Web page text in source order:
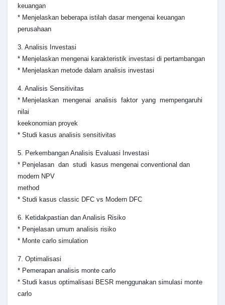
keuangan
* Menjelaskan beberapa istilah dasar mengenai keuangan
perusahaan
3. Analisis Investasi
* Menjelaskan mengenai karakteristik investasi di pertambangan
* Menjelaskan metode dalam analisis investasi
4. Analisis Sensitivitas
* Menjelaskan mengenai analisis faktor yang mempengaruhi
nilai
keekonomian proyek
* Studi kasus analisis sensitivitas
5. Perkembangan Analisis Evaluasi Investasi
* Penjelasan dan studi kasus mengenai conventional dan
modern NPV
method
* Studi kasus classic DFC vs Modern DFC
6. Ketidakpastian dan Analisis Risiko
* Penjelasan umum analisis risiko
* Monte carlo simulation
7. Optimalisasi
* Pemerapan analisis monte carlo
* Studi kasus optimalisasi BESR menggunakan simulasi monte
carlo